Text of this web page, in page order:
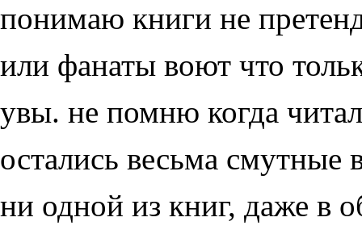
понимаю книги не
или фанаты воют что
увы. не помню когда
остались весьма
ни одной из книг, даже в